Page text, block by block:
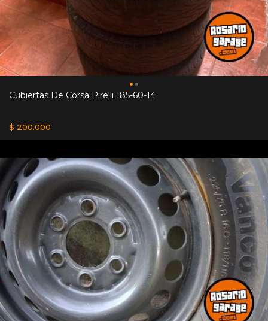
Cubiertas De Corsa Pirelli 185-60-14
$ 200.000